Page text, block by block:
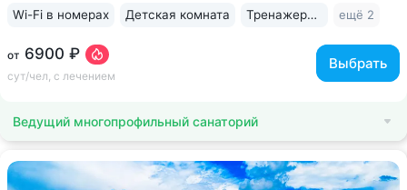
от 6900 ₽
сут/чел, с лечением
Выбрать
Wi-Fi в номерах Детская комната Тренажерный зал ещё 2
Ведущий многопрофильный санаторий